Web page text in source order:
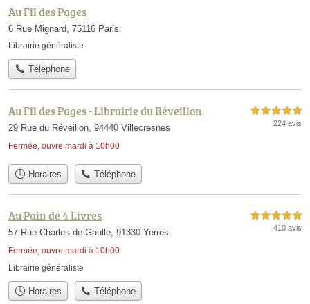
Au Fil des Pages
6 Rue Mignard, 75116 Paris
Librairie généraliste
Téléphone
Au Fil des Pages - Librairie du Réveillon
29 Rue du Réveillon, 94440 Villecresnes
Fermée, ouvre mardi à 10h00
5,0 étoiles sur 5
224 avis
Horaires Téléphone
Au Pain de 4 Livres
57 Rue Charles de Gaulle, 91330 Yerres
Fermée, ouvre mardi à 10h00
5,0 étoiles sur 5
410 avis
Librairie généraliste
Horaires Téléphone